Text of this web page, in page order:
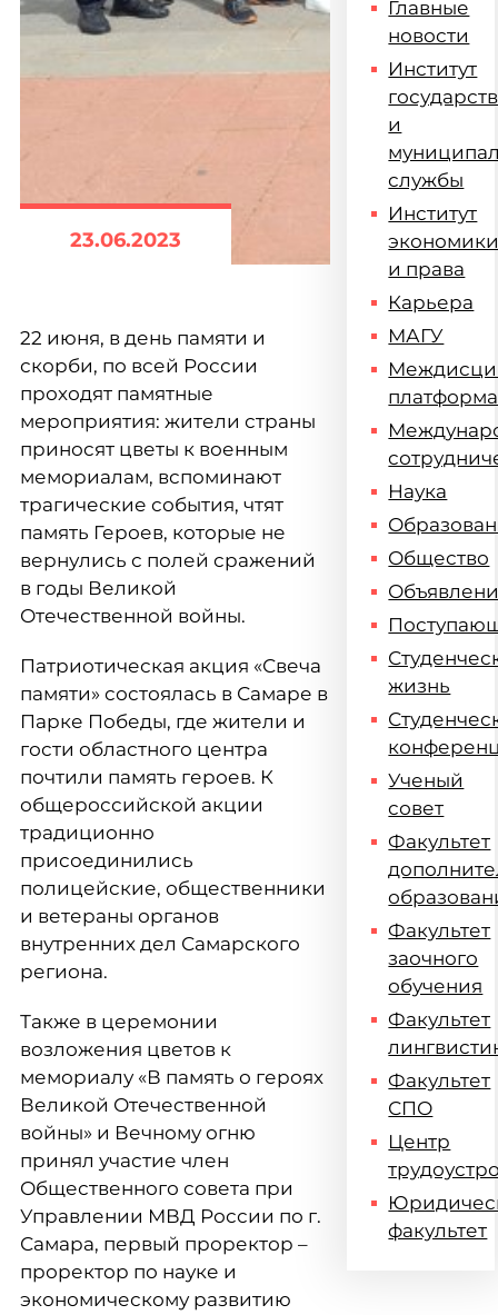
23.06.2023
22 июня, в день памяти и
скорби, по всей России
проходят памятные
мероприятия: жители страны
приносят цветы к военным
мемориалам, вспоминают
трагические события, чтят
память Героев, которые не
вернулись с полей сражений
в годы Великой
Отечественной войны.
Патриотическая акция «Свеча
памяти» состоялась в Самаре в
Парке Победы, где жители и
гости областного центра
почтили память героев. К
общероссийской акции
традиционно
присоединились
полицейские, общественники
и ветераны органов
внутренних дел Самарского
региона.
Также в церемонии
возложения цветов к
мемориалу «В память о героях
Великой Отечественной
войны» и Вечному огню
принял участие член
Общественного совета при
Управлении МВД России по г.
Самара, первый проректор –
проректор по науке и
экономическому развитию
Главные
новости
Институт
и
службы
Институт
и права
Карьера
МАГУ
платформа
Наука
Общество
жизнь
Ученый
совет
Факультет
Факультет
заочного
обучения
Факультет
Факультет
СПО
Центр
факультет